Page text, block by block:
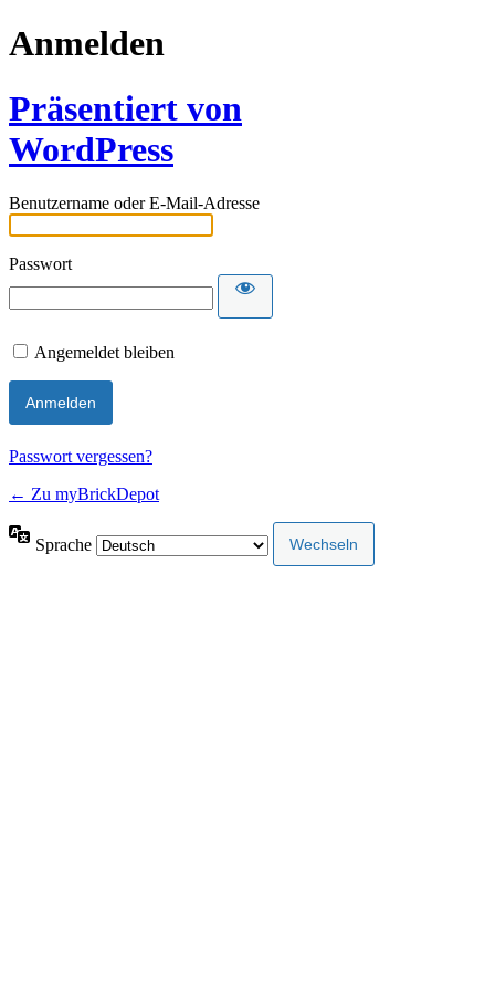
Anmelden
Präsentiert von
WordPress
Benutzername oder E-Mail-Adresse
Passwort
Angemeldet bleiben
Passwort vergessen?
← Zu myBrickDepot
Sprache